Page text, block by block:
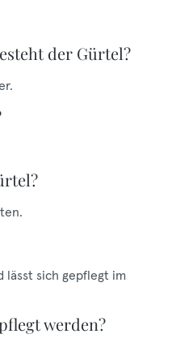
der Gürtel?
lässt sich gepflegt im
werden?